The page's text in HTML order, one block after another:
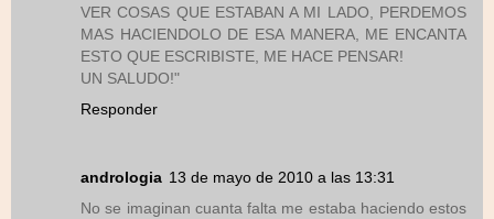
VER COSAS QUE ESTABAN A MI LADO, PERDEMOS
MAS HACIENDOLO DE ESA MANERA, ME ENCANTA
ESTO QUE ESCRIBISTE, ME HACE PENSAR!
UN SALUDO!"
Responder
andrologia 13 de mayo de 2010 a las 13:31
No se imaginan cuanta falta me estaba haciendo estos